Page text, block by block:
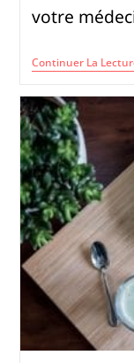
votre
Continuer La